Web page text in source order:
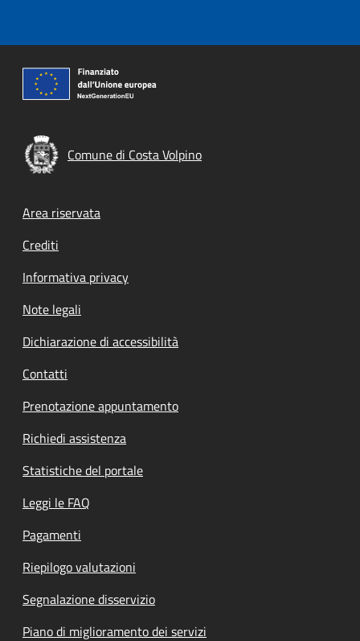
Comune di Costa Volpino
Footer menu
Area riservata
Crediti
Informativa privacy
Note legali
Dichiarazione di accessibilità
Contatti
Prenotazione appuntamento
Richiedi assistenza
Statistiche del portale
Leggi le FAQ
Pagamenti
Riepilogo valutazioni
Segnalazione disservizio
Piano di miglioramento dei servizi